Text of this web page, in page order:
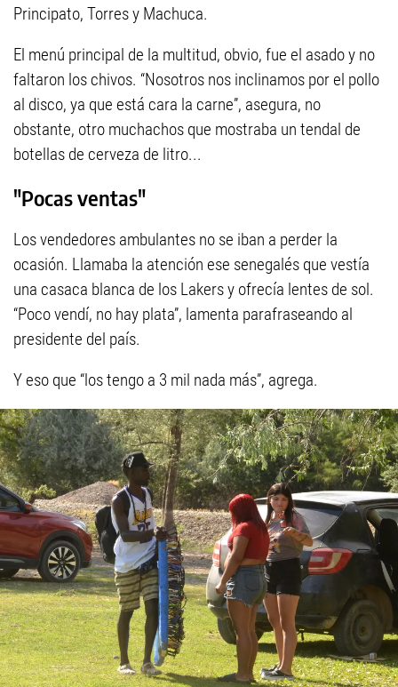
Principato, Torres y Machuca.
El menú principal de la multitud, obvio, fue el asado y no
faltaron los chivos. “Nosotros nos inclinamos por el pollo
al disco, ya que está cara la carne”, asegura, no
obstante, otro muchachos que mostraba un tendal de
botellas de cerveza de litro...
"Pocas ventas"
Los vendedores ambulantes no se iban a perder la
ocasión. Llamaba la atención ese senegalés que vestía
una casaca blanca de los Lakers y ofrecía lentes de sol.
“Poco vendí, no hay plata”, lamenta parafraseando al
presidente del país.
Y eso que “los tengo a 3 mil nada más”, agrega.